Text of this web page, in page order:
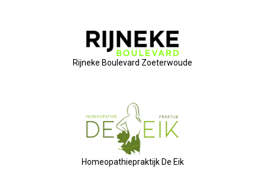
Subsidie Van Economie071
UBO-Register (!!)
Eerste Meet & Greet Druk Bezocht
Save The Date(s)
Rijneke Boulevard Zoeterwoude
Homeopathiepraktijk De Eik